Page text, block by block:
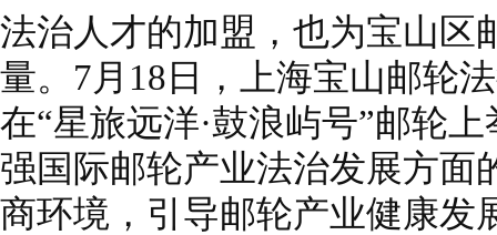
法治人才的加盟，也为宝山区
量。7月18日，上海宝山邮轮
在“星旅远洋·鼓浪屿号”邮轮
强国际邮轮产业法治发展方面
商环境，引导邮轮产业健康发